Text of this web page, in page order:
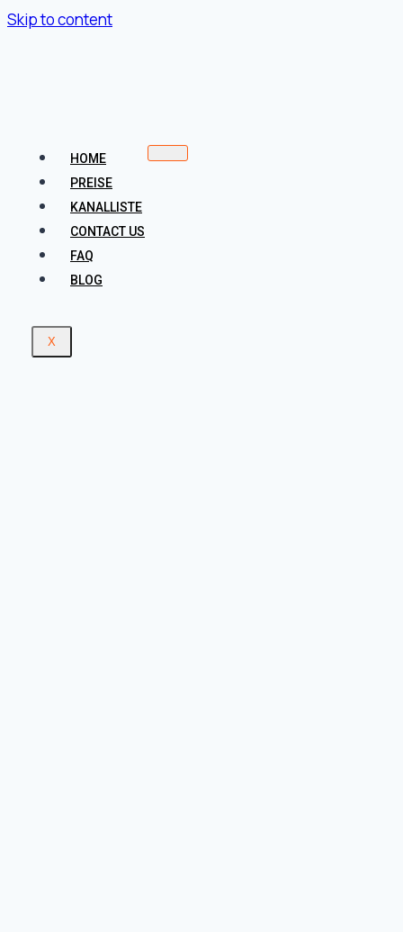
Skip to content
HOME
PREISE
KANALLISTE
CONTACT US
FAQ
BLOG
X